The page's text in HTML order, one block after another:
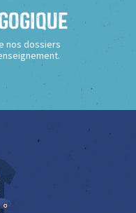
nos dossiers